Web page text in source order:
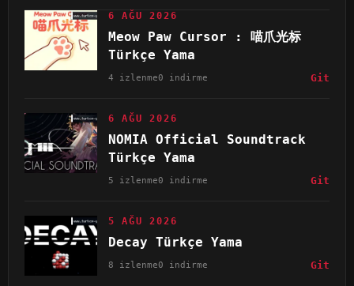
6 AĞU 2026
Meow Paw Cursor : 喵爪光标
Türkçe Yama
4 izlenme0 indirme Git
6 AĞU 2026
NOMIA Official Soundtrack
Türkçe Yama
5 izlenme0 indirme Git
5 AĞU 2026
Decay Türkçe Yama
8 izlenme0 indirme Git